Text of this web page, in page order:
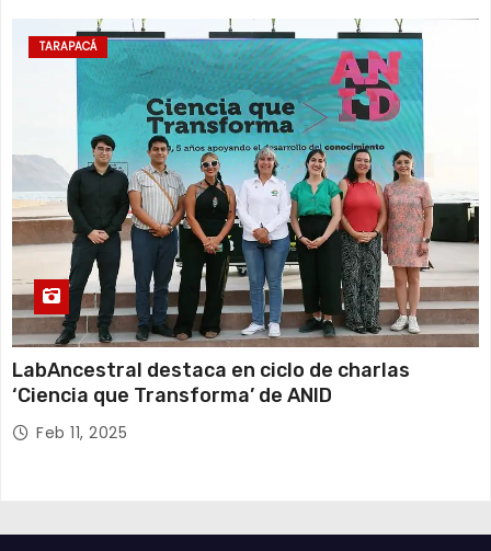
TARAPACÁ
LabAncestral destaca en ciclo de charlas
‘Ciencia que Transforma’ de ANID
Feb 11, 2025